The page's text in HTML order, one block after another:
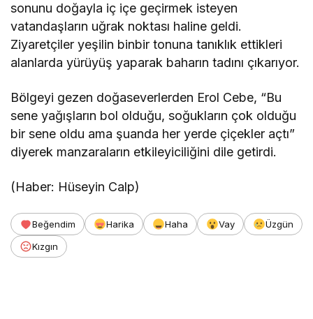
sonunu doğayla iç içe geçirmek isteyen
vatandaşların uğrak noktası haline geldi.
Ziyaretçiler yeşilin binbir tonuna tanıklık ettikleri
alanlarda yürüyüş yaparak baharın tadını çıkarıyor.
Bölgeyi gezen doğaseverlerden Erol Cebe, “Bu
sene yağışların bol olduğu, soğukların çok olduğu
bir sene oldu ama şuanda her yerde çiçekler açtı”
diyerek manzaraların etkileyiciliğini dile getirdi.
(Haber: Hüseyin Calp)
Beğendim Harika Haha Vay
Üzgün
Kızgın